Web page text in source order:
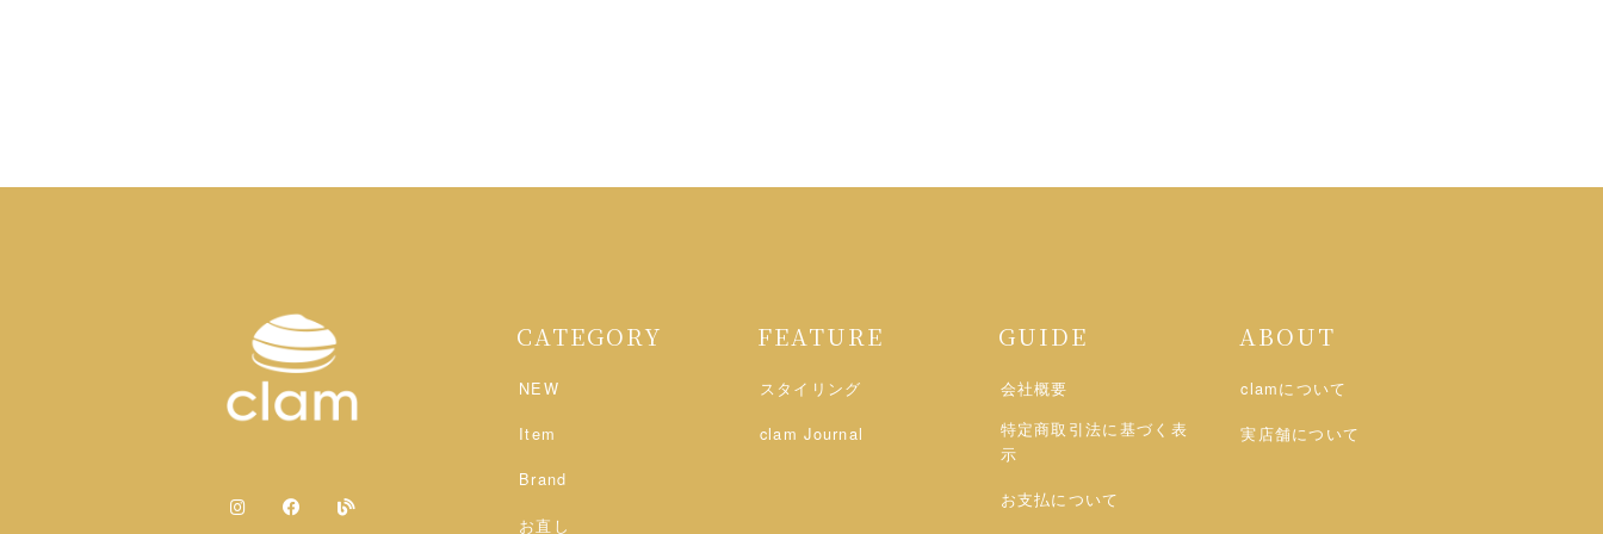
CATEGORY
NEW
Item
Brand
お直し
FEATURE
スタイリング
clam Journal
GUIDE
会社概要
特定商取引法に基づく表
示
お支払について
ABOUT
clamについて
実店舗について